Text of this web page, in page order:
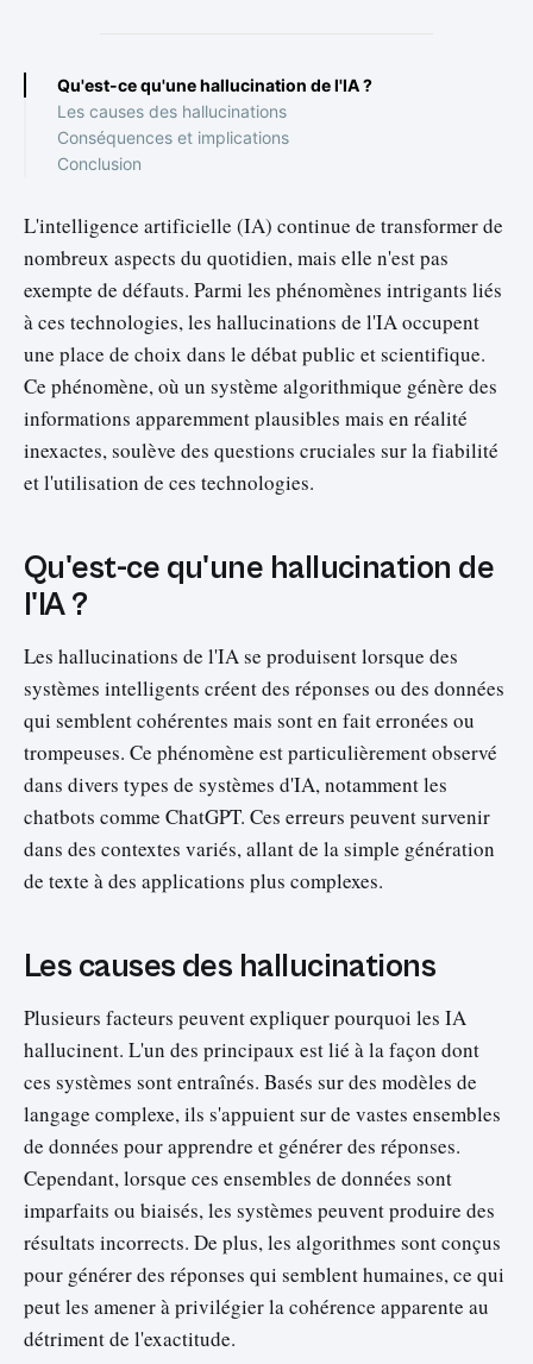
Qu'est-ce qu'une hallucination de l'IA ?
Les causes des hallucinations
Conséquences et implications
Conclusion
L'intelligence artificielle (IA) continue de transformer de
nombreux aspects du quotidien, mais elle n'est pas
exempte de défauts. Parmi les phénomènes intrigants liés
à ces technologies, les hallucinations de l'IA occupent
une place de choix dans le débat public et scientifique.
Ce phénomène, où un système algorithmique génère des
informations apparemment plausibles mais en réalité
inexactes, soulève des questions cruciales sur la fiabilité
et l'utilisation de ces technologies.
Qu'est-ce qu'une hallucination de
l'IA ?
Les hallucinations de l'IA se produisent lorsque des
systèmes intelligents créent des réponses ou des données
qui semblent cohérentes mais sont en fait erronées ou
trompeuses. Ce phénomène est particulièrement observé
dans divers types de systèmes d'IA, notamment les
chatbots comme ChatGPT. Ces erreurs peuvent survenir
dans des contextes variés, allant de la simple génération
de texte à des applications plus complexes.
Les causes des hallucinations
Plusieurs facteurs peuvent expliquer pourquoi les IA
hallucinent. L'un des principaux est lié à la façon dont
ces systèmes sont entraînés. Basés sur des modèles de
langage complexe, ils s'appuient sur de vastes ensembles
de données pour apprendre et générer des réponses.
Cependant, lorsque ces ensembles de données sont
imparfaits ou biaisés, les systèmes peuvent produire des
résultats incorrects. De plus, les algorithmes sont conçus
pour générer des réponses qui semblent humaines, ce qui
peut les amener à privilégier la cohérence apparente au
détriment de l'exactitude.